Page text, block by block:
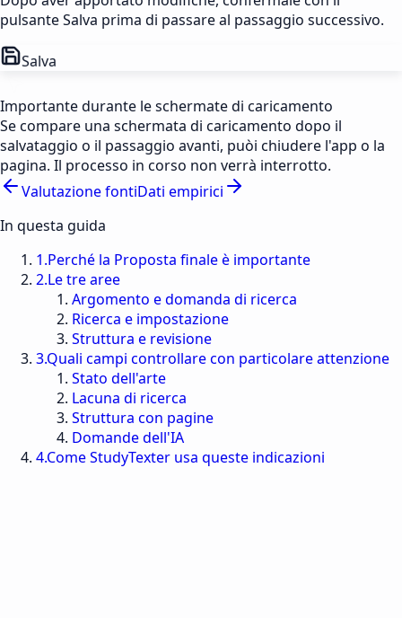
pulsante Salva prima di passare al passaggio successivo.
Salva
Importante durante le schermate di caricamento
Se compare una schermata di caricamento dopo il
salvataggio o il passaggio avanti, puòi chiudere l'app o la
pagina. Il processo in corso non verrà interrotto.
Valutazione fontiDati empirici
In questa guida
1.Perché la Proposta finale è importante
2.Le tre aree
Argomento e domanda di ricerca
Ricerca e impostazione
Struttura e revisione
3.Quali campi controllare con particolare attenzione
Stato dell'arte
Lacuna di ricerca
Struttura con pagine
Domande dell'IA
4.Come StudyTexter usa queste indicazioni